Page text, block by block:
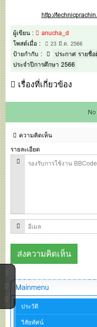
http://
ผู้เขียน :
anucha_d
โพสต์เมื่อ :
23 มี.ค. 2566
ป้ายกำกับ :
ประกาศ รายชื่
ประจำปีการศึกษา 2566
เรื่องที่เกี่ยวข้อง
ความคิดเห็น
รายละเอียด
Mainmenu
ประวัติ
วิสัยทัศน์